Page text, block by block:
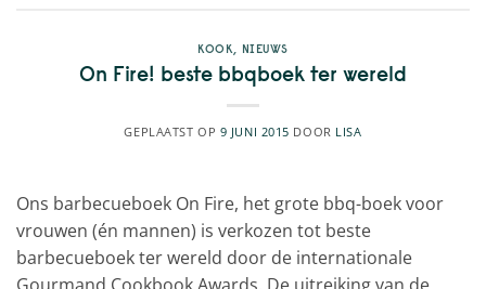
KOOK NIEUWS
On Fire! beste bbqboek ter wereld
GEPLAATST OP 9 JUNI 2015 DOOR LISA
Ons barbecueboek On Fire, het grote bbq-boek voor
vrouwen (én mannen) is verkozen tot beste
barbecueboek ter wereld door de internationale